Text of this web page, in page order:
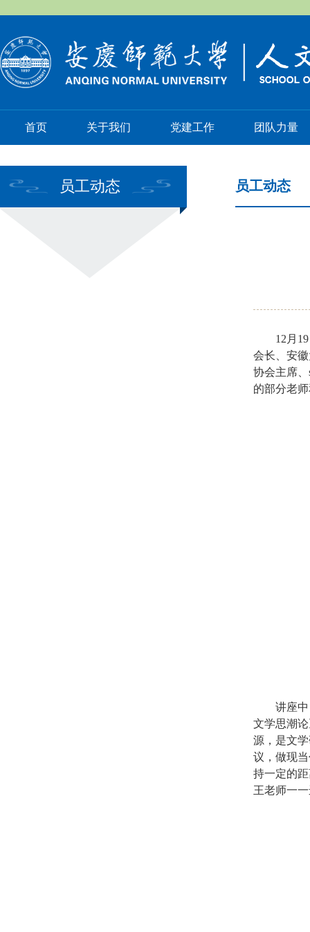
首页 关于我们 党建工作 团队力量
员工动态 员工动态
12 月 19
会长、安
协会主席
的部分老
讲座
文学思潮
源，是文
议，做现
持一定的
王老师一